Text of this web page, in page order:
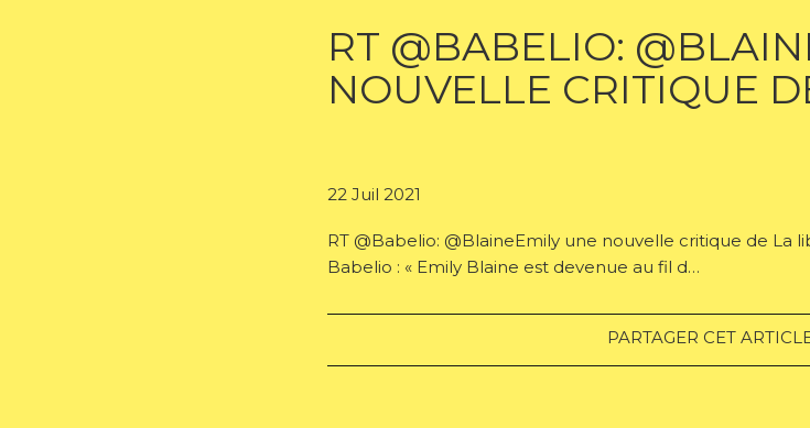
RT @BABELIO:
NOUVELLE CRITIQUE
22 Juil 2021
RT @Babelio: @BlaineEmily une nouvelle critique de La
Babelio : « Emily Blaine est devenue au fil d…
PARTAGER CET